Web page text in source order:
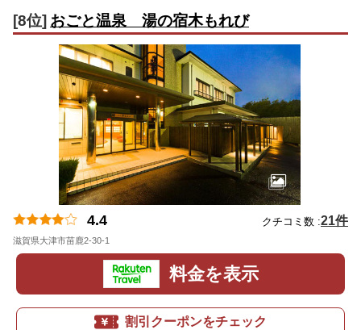
[8位] おごと温泉 湯の宿木もれび
4.4 クチコミ数 :21件
滋賀県大津市苗鹿2-30-1
料金を表示
割引クーポンをチェック